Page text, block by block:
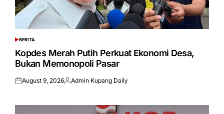
POSTED
IN
BERITA
Kopdes Merah Putih Perkuat Ekonomi Desa,
Bukan Memonopoli Pasar
Posted
August 9, 2026Posted
Admin Kupang Daily